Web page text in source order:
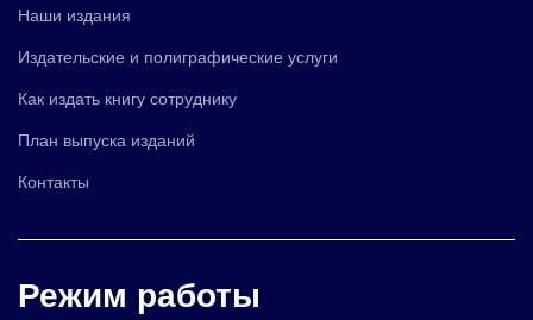
Наши издания
Издательские и полиграфические услуги
Как издать книгу сотруднику
План выпуска изданий
Контакты
Режим работы